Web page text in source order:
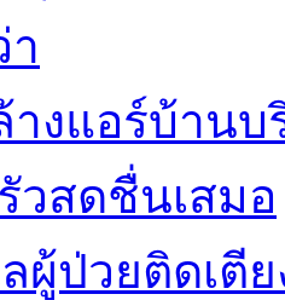
า
างแอร์บ้าน
วสดชื่นเสมอ
ผู้ป่วยติดเตี